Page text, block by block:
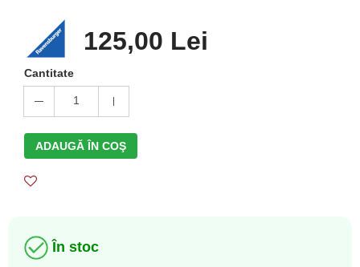
125,00 Lei
Cantitate
1
ADAUGĂ ÎN COŞ
În stoc